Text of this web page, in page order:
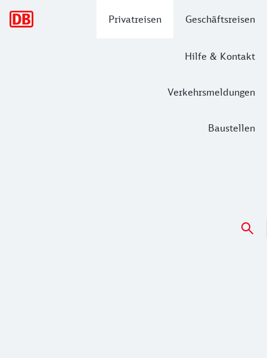
Privatreisen Geschäftsreisen
Hilfe & Kontakt
Verkehrsmeldungen
Baustellen